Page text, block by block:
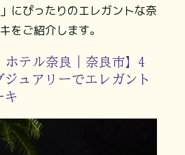
にぴったりのエレガントな奈
をご紹介します。
ホテル奈良｜奈良市】4
ュアリーでエレガント
キ